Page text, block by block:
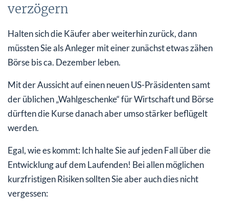
verzögern
Halten sich die Käufer aber weiterhin zurück, dann
müssten Sie als Anleger mit einer zunächst etwas zähen
Börse bis ca. Dezember leben.
Mit der Aussicht auf einen neuen US-Präsidenten samt
der üblichen „Wahlgeschenke“ für Wirtschaft und Börse
dürften die Kurse danach aber umso stärker beflügelt
werden.
Egal, wie es kommt: Ich halte Sie auf jeden Fall über die
Entwicklung auf dem Laufenden! Bei allen möglichen
kurzfristigen Risiken sollten Sie aber auch dies nicht
vergessen: